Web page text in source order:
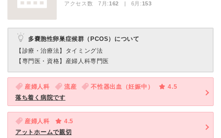
アクセス数 7月:162 | 6月:153
多嚢胞性卵巣症候群（PCOS）について
【診療・治療法】 タイミング法
【専門医・資格】 産婦人科専門医
産婦人科 流産 不性器出血（妊娠中）
4.5
落ち着く病院です
産婦人科
4.5
アットホームで親切